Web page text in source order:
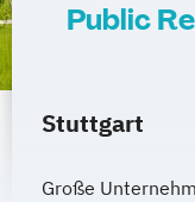
Public
Stuttgart
Große